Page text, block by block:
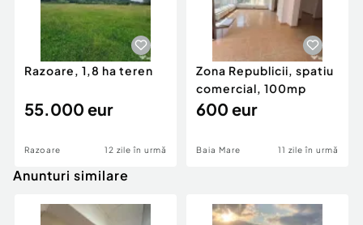
Razoare, 1,8 ha teren
55.000 eur
Razoare 12 zile în urmă
Zona Republicii, spatiu
comercial, 100mp
600 eur
Baia Mare 11 zile în urmă
Anunturi similare